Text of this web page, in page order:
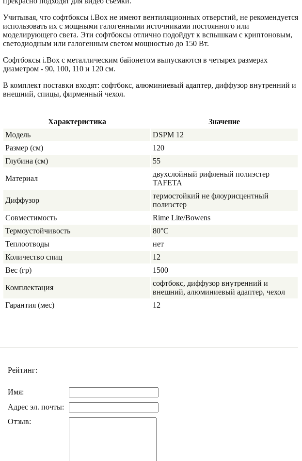
Учитывая, что софтбоксы i.Box не имеют вентиляционных отверстий, не рекомендуется
использовать их с мощными галогенными источниками постоянного или
моделирующего света. Эти софтбоксы отлично подойдут к вспышкам с криптоновым,
светодиодным или галогенным светом мощностью до 150 Вт.
Cофтбоксы i.Box с металлическим байонетом выпускаются в четырех размерах
диаметром - 90, 100, 110 и 120 см.
В комплект поставки входят: софтбокс, алюминиевый адаптер, диффузор внутренний и
внешний, спицы, фирменный чехол.
Характеристика
Значение
Модель
DSPM 12
Размер (см)
120
Глубина (см)
55
Материал
двухслойный рифленый полиэстер
TAFETA
Диффузор
термостойкий не флоурисцентный
полиэстер
Совместимость
Rime Lite/Bowens
Термоустойчивость
80°C
Теплоотводы
нет
Количество спиц
12
Вес (гр)
1500
Комплектация
софтбокс, диффузор внутренний и
внешний, алюминиевый адаптер, чехол
Гарантия (мес)
12
Рейтинг:
Имя:
Адрес эл. почты:
Отзыв: